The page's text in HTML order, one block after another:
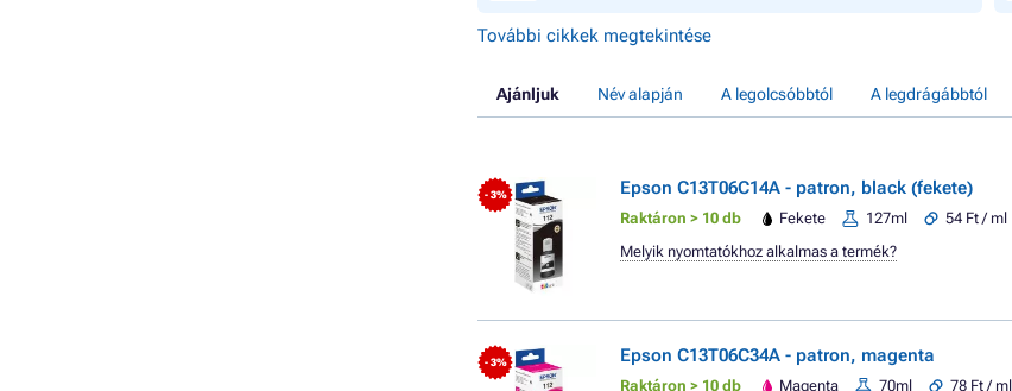
További cikkek megtekintése
Ajánljuk Név alapján A legolcsóbbtól A legdrágábbtól
- 3% Epson C13T06C14A - patron, black (fekete)
Raktáron > 10 db Fekete 127ml 54 Ft / ml
Melyik nyomtatókhoz alkalmas a termék?
- 3% Epson C13T06C34A - patron, magenta
Raktáron > 10 db Magenta 70ml 78 Ft / ml